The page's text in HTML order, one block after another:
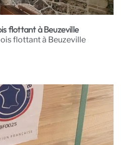
flottant à Beuzeville
flottant à Beuzeville